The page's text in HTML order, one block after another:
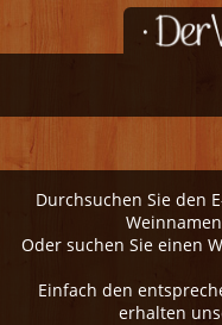
Durchsuchen Sie den
Oder suchen Sie einen
Einfach den
erhalten